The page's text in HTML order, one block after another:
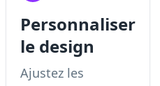
Personnaliser
le design
Ajustez les